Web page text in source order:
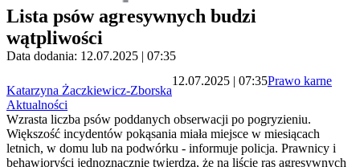
Lista psów agresywnych budzi
wątpliwości
Data dodania: 12.07.2025 | 07:35
Katarzyna Żaczkiewicz-Zborska
12.07.2025 | 07:35Prawo karne
Aktualności
Wzrasta liczba psów poddanych obserwacji po pogryzieniu.
Większość incydentów pokąsania miała miejsce w miesiącach
letnich, w domu lub na podwórku - informuje policja. Prawnicy i
behawioryści jednoznacznie twierdzą, że na liście ras agresywnych